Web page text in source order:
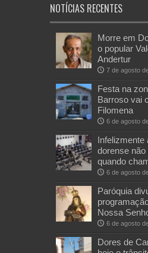
NOTÍCIAS RECENTES
Morre em
o popular
Andertur
7 de agosto
Festa na
Barroso vai
Filomena
6 de agosto
Infelizmente
dorense não
quando
6 de agosto
Paróquia
Nossa
6 de agosto
Dores de